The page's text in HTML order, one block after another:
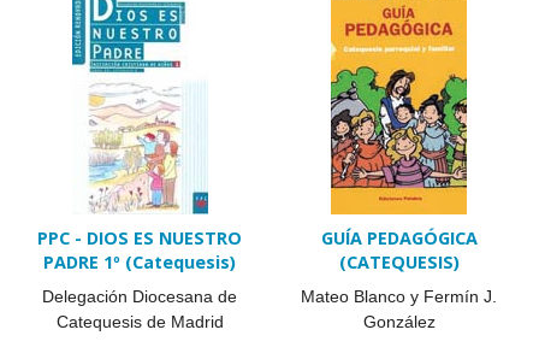
PPC - DIOS ES NUESTRO
PADRE 1º (Catequesis)
Delegación Diocesana de
Catequesis de Madrid
GUÍA PEDAGÓGICA
(CATEQUESIS)
Mateo Blanco y Fermín J.
González